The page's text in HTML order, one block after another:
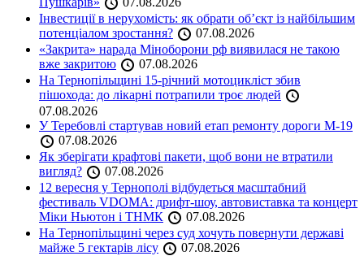
Інвестиції в нерухомість: як обрати об’єкт із найбільшим
потенціалом зростання?
07.08.2026
«Закрита» нарада Міноборони рф виявилася не такою
вже закритою
07.08.2026
На Тернопільщині 15-річний мотоцикліст збив
пішохода: до лікарні потрапили троє людей
07.08.2026
У Теребовлі стартував новий етап ремонту дороги М-19
07.08.2026
Як зберігати крафтові пакети, щоб вони не втратили
вигляд?
07.08.2026
12 вересня у Тернополі відбудеться масштабний
фестиваль VDOMA: дрифт-шоу, автовиставка та концерт
Міки Ньютон і ТНМК
07.08.2026
На Тернопільщині через суд хочуть повернути державі
майже 5 гектарів лісу
07.08.2026